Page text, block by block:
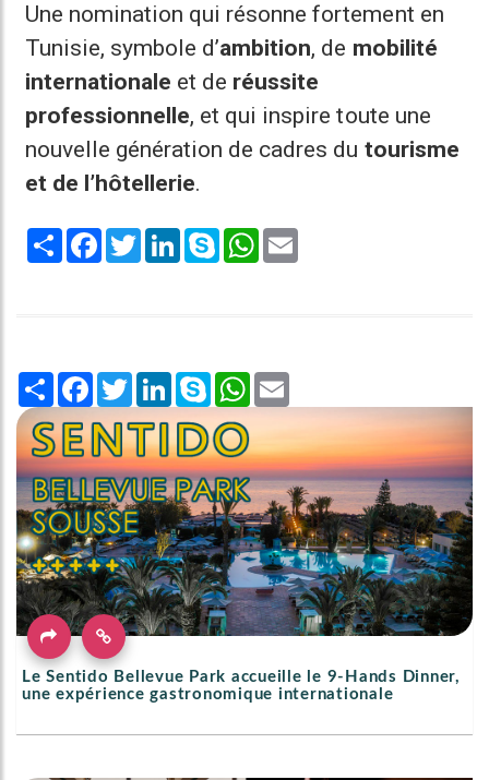
Une nomination qui résonne fortement en
Tunisie, symbole d’ambition, de mobilité
internationale et de réussite
professionnelle, et qui inspire toute une
nouvelle génération de cadres du tourisme
et de l’hôtellerie.
Share Facebook
TwitterLinkedInSkype WhatsApp
Share Facebook
TwitterLinkedInSkype WhatsApp
Le Sentido Bellevue Park accueille le 9-Hands Dinner,
une expérience gastronomique internationale